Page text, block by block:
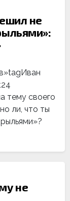
не
тему своего
ли, что ты
не